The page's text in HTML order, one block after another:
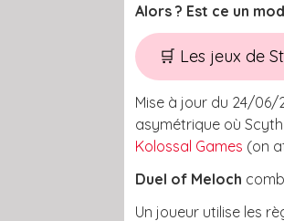
Alors ? Est ce un
🛒 Les jeux de
Mise à jour du 24/06/
asymétrique où
Kolossal Games (on
Duel of Meloch
Un joueur utilise les